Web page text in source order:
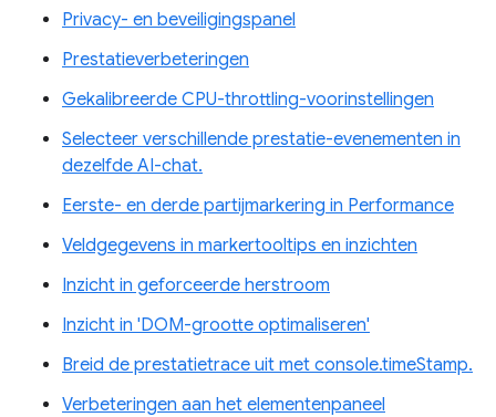
Privacy- en beveiligingspanel
Prestatieverbeteringen
Gekalibreerde CPU-throttling-voorinstellingen
Selecteer verschillende prestatie-evenementen in
dezelfde AI-chat.
Eerste- en derde partijmarkering in Performance
Veldgegevens in markertooltips en inzichten
Inzicht in geforceerde herstroom
Inzicht in 'DOM-grootte optimaliseren'
Breid de prestatietrace uit met console.timeStamp.
Verbeteringen aan het elementenpaneel